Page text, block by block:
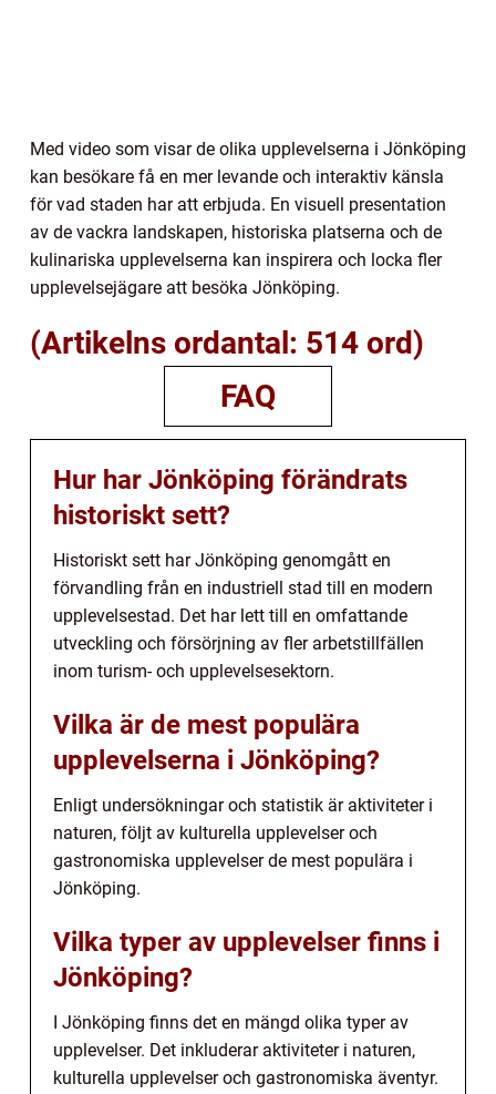
Med video som visar de olika upplevelserna i Jönköping
kan besökare få en mer levande och interaktiv känsla
för vad staden har att erbjuda. En visuell presentation
av de vackra landskapen, historiska platserna och de
kulinariska upplevelserna kan inspirera och locka fler
upplevelsejägare att besöka Jönköping.
(Artikelns ordantal: 514 ord)
FAQ
Hur har Jönköping förändrats
historiskt sett?
Historiskt sett har Jönköping genomgått en
förvandling från en industriell stad till en modern
upplevelsestad. Det har lett till en omfattande
utveckling och försörjning av fler arbetstillfällen
inom turism- och upplevelsesektorn.
Vilka är de mest populära
upplevelserna i Jönköping?
Enligt undersökningar och statistik är aktiviteter i
naturen, följt av kulturella upplevelser och
gastronomiska upplevelser de mest populära i
Jönköping.
Vilka typer av upplevelser finns i
Jönköping?
I Jönköping finns det en mängd olika typer av
upplevelser. Det inkluderar aktiviteter i naturen,
kulturella upplevelser och gastronomiska äventyr.